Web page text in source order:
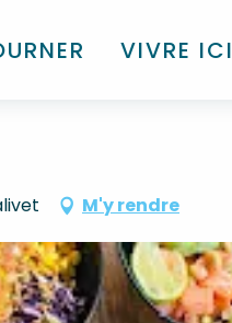
VIVRE ICI
M'y rendre